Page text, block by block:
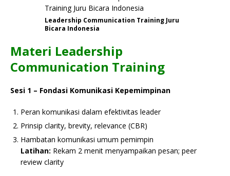
Leadership Communication Training Juru
Bicara Indonesia
Materi Leadership
Communication Training
Sesi 1 – Fondasi Komunikasi Kepemimpinan
Peran komunikasi dalam efektivitas leader
Prinsip clarity, brevity, relevance (CBR)
Hambatan komunikasi umum pemimpin
Latihan: Rekam 2 menit menyampaikan pesan; peer
review clarity